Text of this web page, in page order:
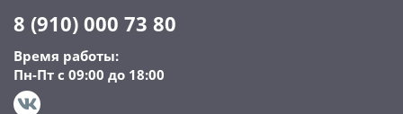
8 (910) 000 73 80
Время работы:
Пн-Пт с 09:00 до 18:00